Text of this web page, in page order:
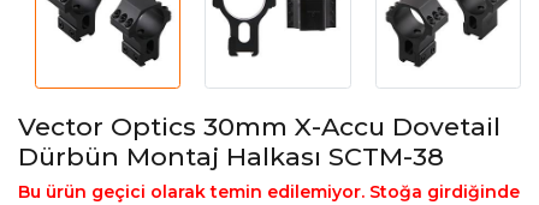
Vector Optics 30mm X-Accu Dovetail
Dürbün Montaj Halkası SCTM-38
Bu ürün geçici olarak temin edilemiyor. Stoğa girdiğinde